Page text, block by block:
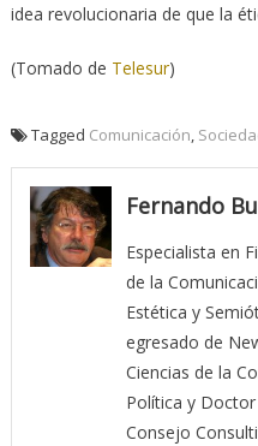
idea revolucionaria de que la
(Tomado de Telesur)
Tagged Comunicación
Fernando
Especialista en
de la
Estética y
egresado de
Ciencias de la
Política y
Consejo